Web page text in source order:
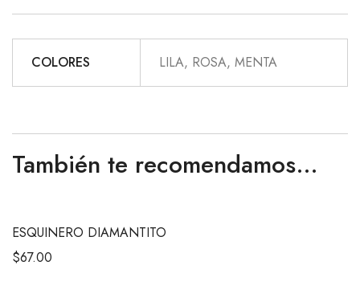
COLORES LILA, ROSA, MENTA
También te recomendamos…
ESQUINERO DIAMANTITO
$67.00